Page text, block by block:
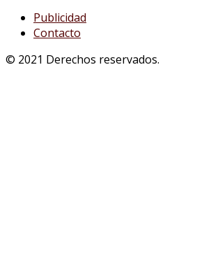
Publicidad
Contacto
© 2021 Derechos reservados.